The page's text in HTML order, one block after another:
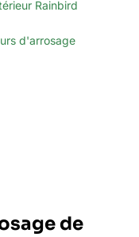
Rainbird
d'arrosage
de